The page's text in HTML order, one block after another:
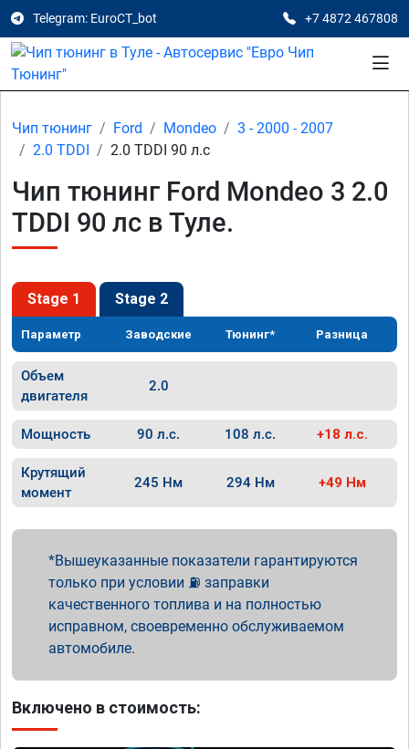
Telegram: EuroCT_bot +7 4872 467808
Чип тюнинг Ford Mondeo
3 - 2000 - 2007
2.0 TDDI
2.0 TDDI 90 л.с
Чип тюнинг Ford Mondeo 3 2.0
TDDI 90 лс в Туле.
Stage 1 Stage 2
Параметр Заводские Тюнинг* Разница
Объем
двигателя
2.0
Мощность 90 л.с. 108 л.с. +18 л.с.
Крутящий
момент
245 Нм 294 Нм +49 Нм
Вышеуказанные показатели гарантируются
только при условии ⛽ заправки
качественного топлива и на полностью
исправном, своевременно обслуживаемом
автомобиле.
Включено в стоимость: